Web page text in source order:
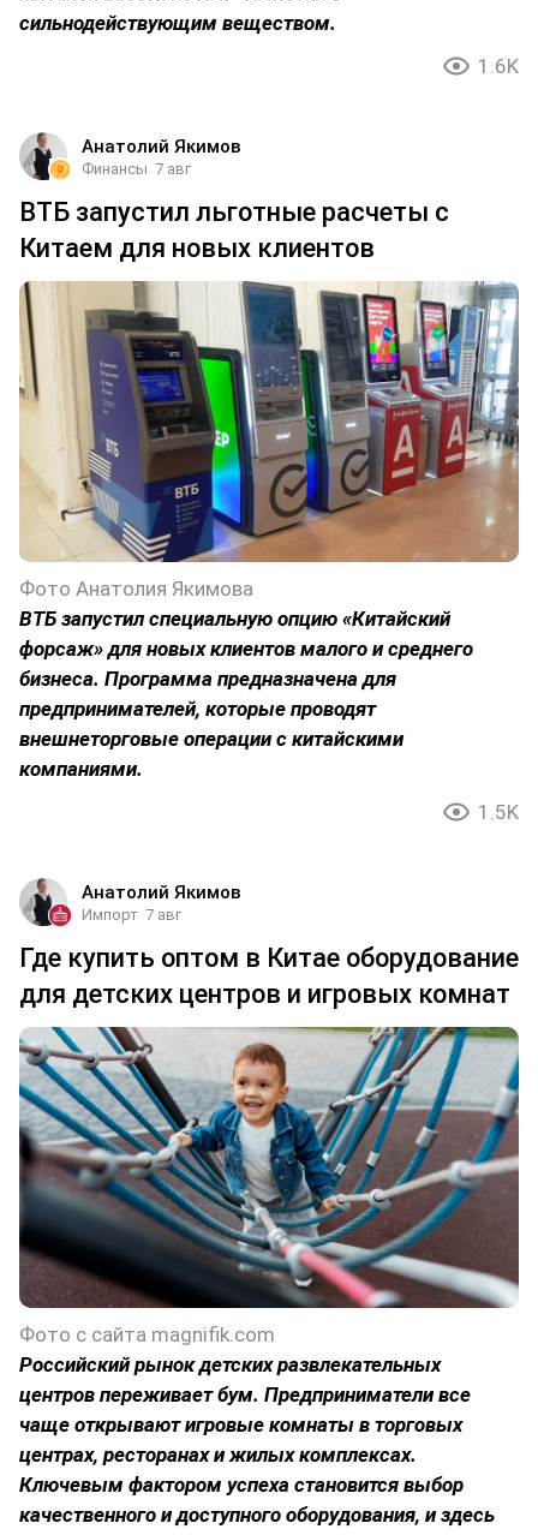
сильнодействующим веществом.
1.6K
Анатолий Якимов
Финансы 7 авг
ВТБ запустил льготные расчеты с
Китаем для новых клиентов
Фото Анатолия Якимова
ВТБ запустил специальную опцию «Китайский
форсаж» для новых клиентов малого и среднего
бизнеса. Программа предназначена для
предпринимателей, которые проводят
внешнеторговые операции с китайскими
компаниями.
1.5K
Анатолий Якимов
Импорт 7 авг
Где купить оптом в Китае оборудование
для детских центров и игровых комнат
Фото с сайта magnifik.com
Российский рынок детских развлекательных
центров переживает бум. Предприниматели все
чаще открывают игровые комнаты в торговых
центрах, ресторанах и жилых комплексах.
Ключевым фактором успеха становится выбор
качественного и доступного оборудования, и здесь